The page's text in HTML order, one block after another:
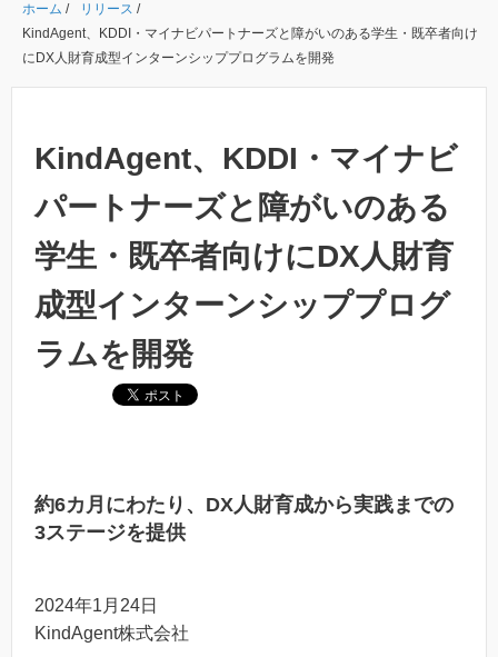
ホーム / リリース /
KindAgent、KDDI・マイナビパートナーズと障がいのある学生・既卒者向け
にDX人財育成型インターンシッププログラムを開発
KindAgent、KDDI・マイナビ
パートナーズと障がいのある
学生・既卒者向けにDX人財育
成型インターンシッププログ
ラムを開発
約6カ月にわたり、DX人財育成から実践までの
3ステージを提供
2024年1月24日
KindAgent株式会社